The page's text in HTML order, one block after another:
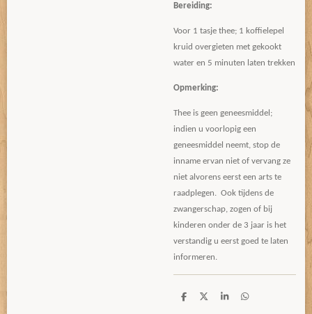
Bereiding:
Voor 1 tasje thee; 1 koffielepel
kruid overgieten met gekookt
water en 5 minuten laten trekken
Opmerking:
Thee is geen geneesmiddel;
indien u voorlopig een
geneesmiddel neemt, stop de
inname ervan niet of vervang ze
niet alvorens eerst een arts te
raadplegen. Ook tijdens de
zwangerschap, zogen of bij
kinderen onder de 3 jaar is het
verstandig u eerst goed te laten
informeren.
D
D
S
D